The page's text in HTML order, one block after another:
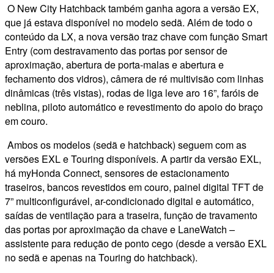
O New City Hatchback também ganha agora a versão EX,
que já estava disponível no modelo sedã. Além de todo o
conteúdo da LX, a nova versão traz chave com função Smart
Entry (com destravamento das portas por sensor de
aproximação, abertura de porta-malas e abertura e
fechamento dos vidros), câmera de ré multivisão com linhas
dinâmicas (três vistas), rodas de liga leve aro 16”, faróis de
neblina, piloto automático e revestimento do apoio do braço
em couro.
Ambos os modelos (sedã e hatchback) seguem com as
versões EXL e Touring disponíveis. A partir da versão EXL,
há myHonda Connect, sensores de estacionamento
traseiros, bancos revestidos em couro, painel digital TFT de
7” multiconfigurável, ar-condicionado digital e automático,
saídas de ventilação para a traseira, função de travamento
das portas por aproximação da chave e LaneWatch –
assistente para redução de ponto cego (desde a versão EXL
no sedã e apenas na Touring do hatchback).